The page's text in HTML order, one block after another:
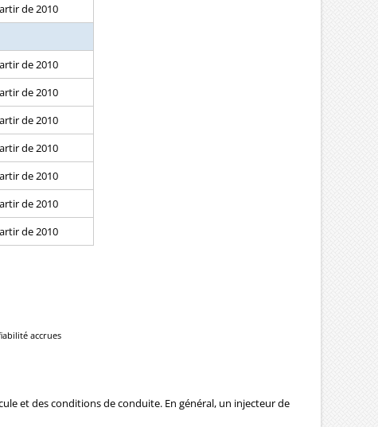
de 2010
de 2010
de 2010
de 2010
de 2010
de 2010
de 2010
de 2010
accrues
et des conditions de conduite. En général, un injecteur de